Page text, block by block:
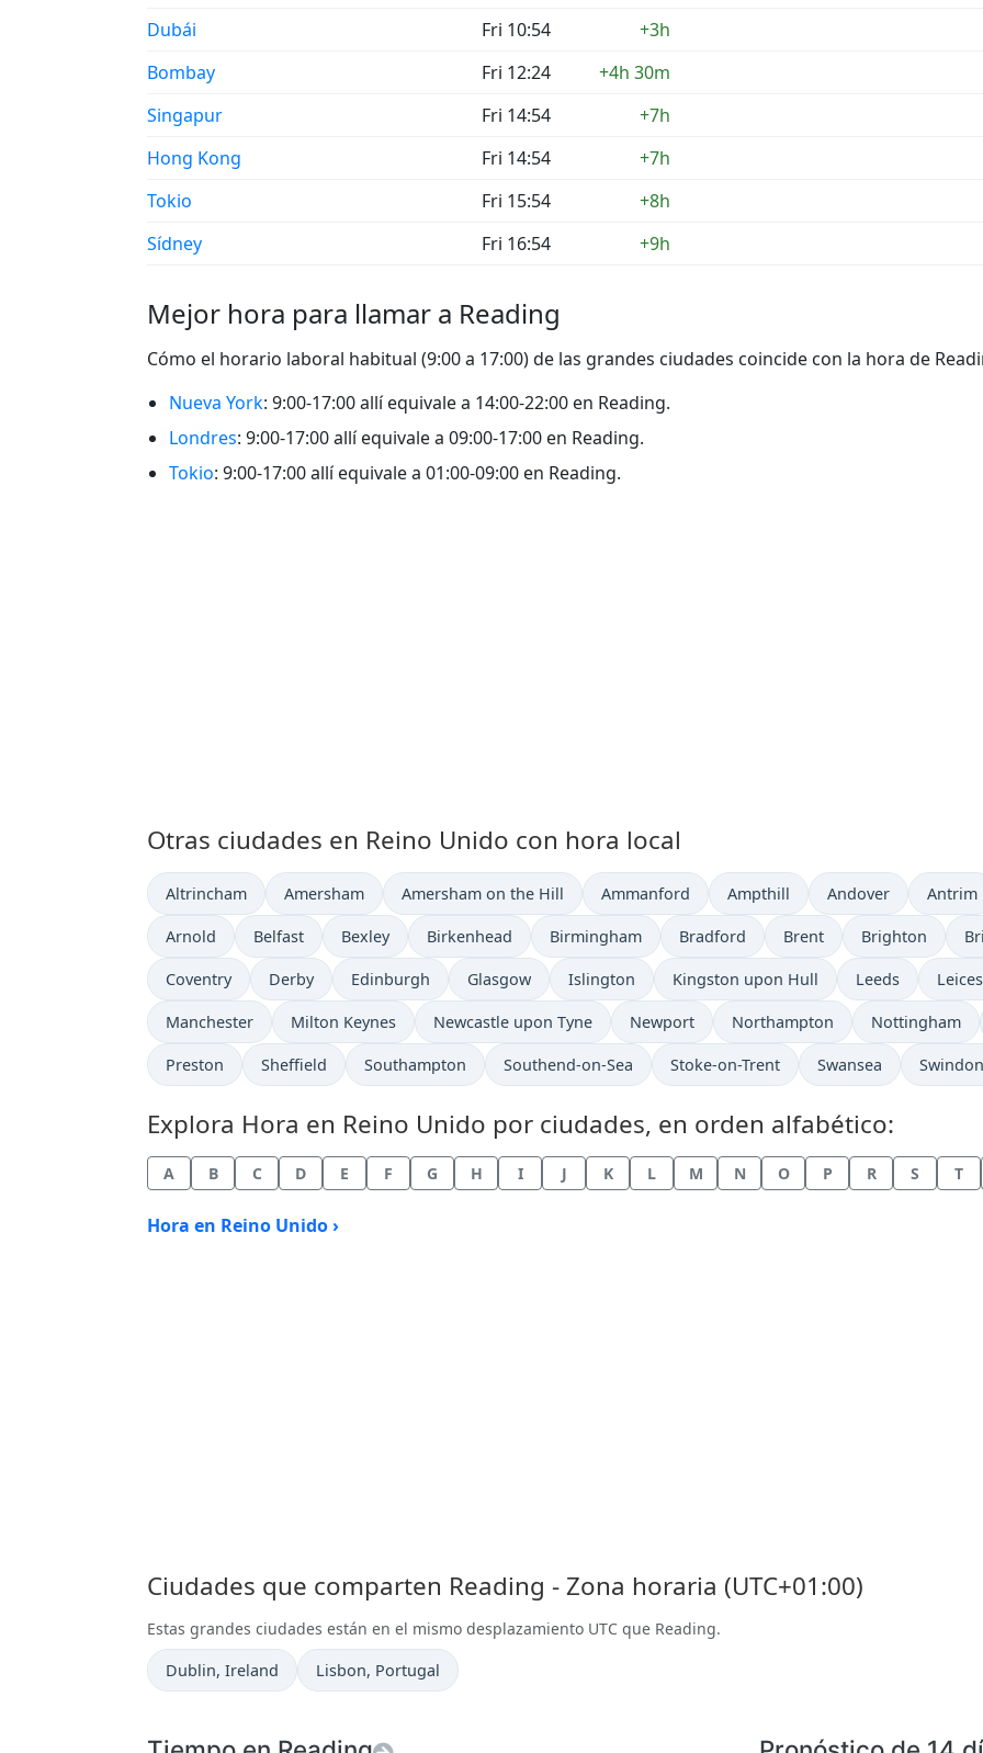
Dubái
Fri 10:54
+3h
Bombay
Fri 12:24
+4h 30m
Singapur
Fri 14:54
+7h
Hong Kong
Fri 14:54
+7h
Tokio
Fri 15:54
+8h
Sídney
Fri 16:54 +9h
Mejor hora para llamar a Reading
Cómo el horario laboral habitual (9:00 a 17:00) de las grandes ciudades coincide con la hora de
Nueva York: 9:00-17:00 allí equivale a 14:00-22:00 en Reading.
Londres: 9:00-17:00 allí equivale a 09:00-17:00 en Reading.
Tokio: 9:00-17:00 allí equivale a 01:00-09:00 en Reading.
Otras ciudades en Reino Unido con hora local
Hora actual en
Altrincham Hora actual en
Amersham Hora actual en
Amersham on the Hill Hora actual en
Ammanford Hora actual en
Ampthill Hora actual en
Andover Hora
Antrim
Hora actual en
Arnold Hora actual en
Belfast Hora actual en
Bexley Hora actual en
Birkenhead Hora actual en
Birmingham Hora actual en
Bradford Hora actual en
Brent Hora actual en
Brighton
Hora actual en
Coventry Hora actual en
Derby Hora actual en
Edinburgh Hora actual en
Glasgow Hora actual en
Islington Hora actual en
Kingston upon Hull Hora actual en
Leeds Hora
Hora actual en
Manchester Hora actual en
Milton Keynes Hora actual en
Newcastle upon Tyne Hora actual en
Newport Hora actual en
Northampton Hora actual en
Nottingham
Hora actual en
Preston Hora actual en
Sheffield Hora actual en
Southampton Hora actual en
Southend-on-Sea Hora actual en
Stoke-on-Trent Hora actual en
Swansea Hora
Swindon
Explora Hora en Reino Unido por ciudades, en orden alfabético:
A B C D E F G H I J K L M N O P R S T
Hora en Reino Unido ›
Ciudades que comparten Reading - Zona horaria (UTC+01:00)
Estas grandes ciudades están en el mismo desplazamiento UTC que Reading.
Hora actual en
Dublin, Ireland Hora actual en
Lisbon, Portugal